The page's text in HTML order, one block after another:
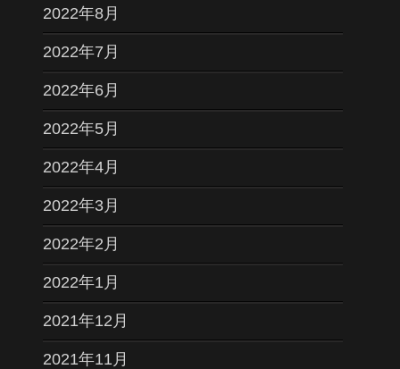
2022年8月
2022年7月
2022年6月
2022年5月
2022年4月
2022年3月
2022年2月
2022年1月
2021年12月
2021年11月